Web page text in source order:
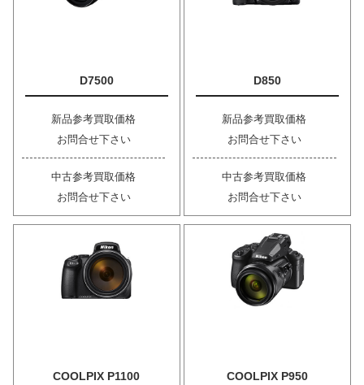
D7500
新品参考買取価格
お問合せ下さい
中古参考買取価格
お問合せ下さい
D850
新品参考買取価格
お問合せ下さい
中古参考買取価格
お問合せ下さい
COOLPIX P1100 COOLPIX P950